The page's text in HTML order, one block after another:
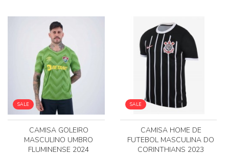
SALE
CAMISA GOLEIRO
MASCULINO UMBRO
FLUMINENSE 2024
SALE
CAMISA HOME DE
FUTEBOL MASCULINA DO
CORINTHIANS 2023